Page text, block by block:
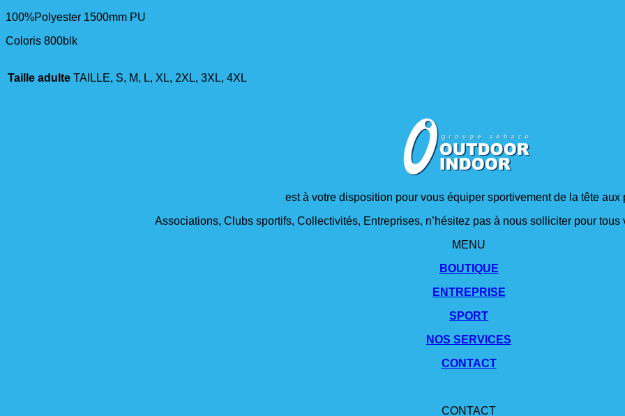
100%Polyester 1500mm PU
Coloris 800blk
Taille adulte TAILLE, S, M, L, XL, 2XL, 3XL, 4XL
est à votre disposition pour vous équiper sportivement de la tête aux
Associations, Clubs sportifs, Collectivités, Entreprises, n’hésitez pas à nous solliciter pour
MENU
BOUTIQUE
ENTREPRISE
SPORT
NOS SERVICES
CONTACT
CONTACT